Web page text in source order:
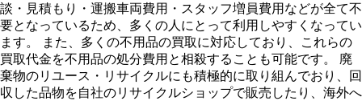
談・見積もり・運搬車両費用・スタッフ増員費用などが全て不
要となっているため、多くの人にとって利用しやすくなってい
ます。 また、多くの不用品の買取に対応しており、これらの
買取代金を不用品の処分費用と相殺することも可能です。 廃
棄物のリユース・リサイクルにも積極的に取り組んでおり、回
収した品物を自社のリサイクルショップで販売したり、海外へ